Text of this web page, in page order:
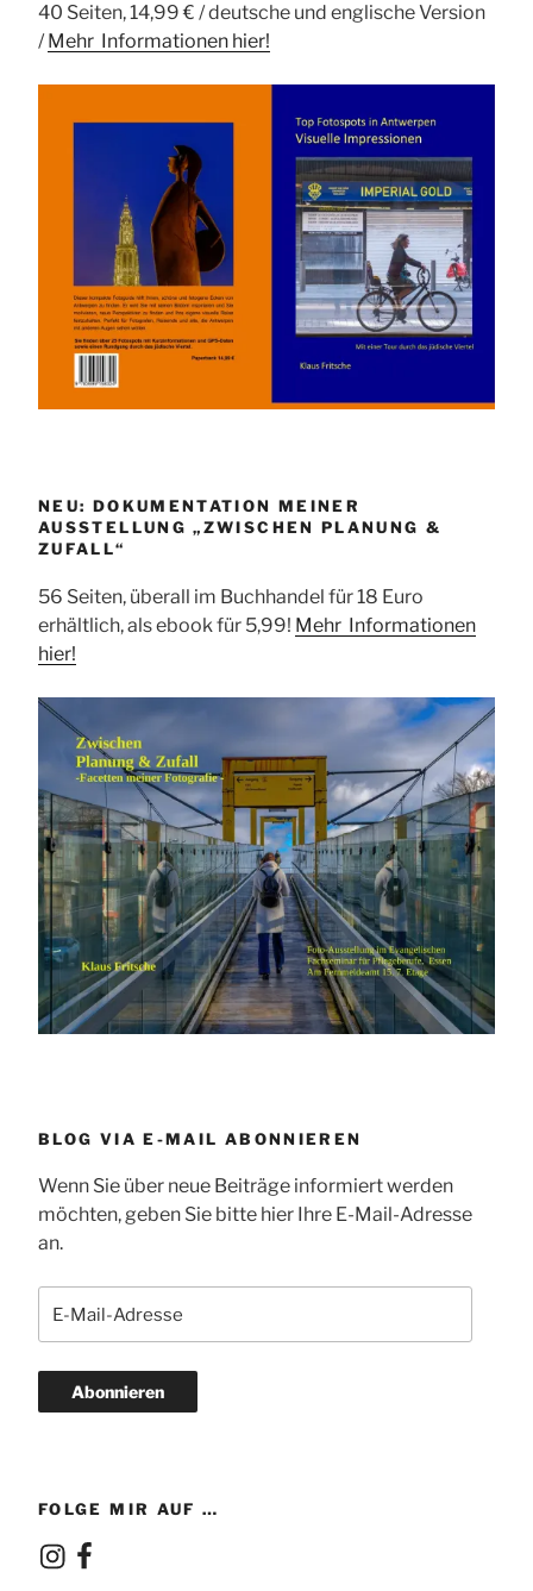
40 Seiten, 14,99 € / deutsche und englische Version
/ Mehr Informationen hier!
NEU: DOKUMENTATION MEINER
AUSSTELLUNG „ZWISCHEN PLANUNG &
ZUFALL“
56 Seiten, überall im Buchhandel für 18 Euro
erhältlich, als ebook für 5,99! Mehr Informationen
hier!
BLOG VIA E-MAIL ABONNIEREN
Wenn Sie über neue Beiträge informiert werden
möchten, geben Sie bitte hier Ihre E-Mail-Adresse
an.
Mail-
Abonnieren
FOLGE MIR AUF …
Instagram
Facebook